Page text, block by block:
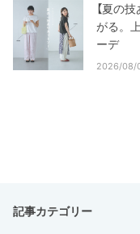
【夏の
がる。
ーデ
2026/08/
記事カテゴリー